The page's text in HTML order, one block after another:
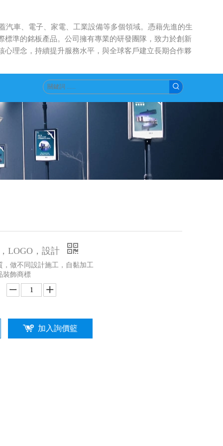
汽車、電子、家電、工業設備等多個領域。憑藉先進的生
準的銘板產品。公司擁有專業的研發團隊，致力於創新
理念，持續提升服務水平，與全球客戶建立長期合作夥
LOGO，設計
，做不同設計施工，自黏加工
裝飾商標
加入詢價籃